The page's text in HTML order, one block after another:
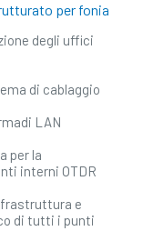
per fonia
degli uffici
di cablaggio
LAN
per la
interni OTDR
e
di tutti i punti